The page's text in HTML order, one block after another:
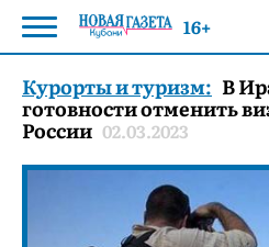
Курорты и туризм: В
готовности отменить
России 02.03.2023
16+